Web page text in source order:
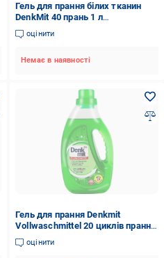
Гель для прання білих тканин
DenkMit 40 прань 1 л
(2315292828)
оцінити
Немає в наявності
Гель для прання Denkmit
Vollwaschmittel 20 циклів прання
1,1 л
оцінити